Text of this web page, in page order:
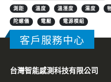
測距 溫度 溫溼度 濕度
陀螺儀 電壓 電源模組
客戶服務中心
台灣智能感測科技有限公司